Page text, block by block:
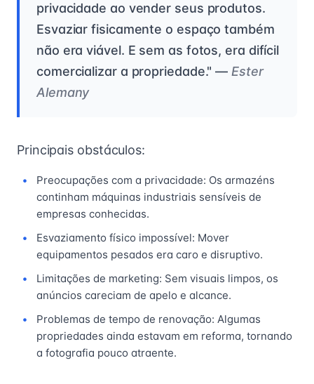
privacidade ao vender seus produtos.
Esvaziar fisicamente o espaço também
não era viável. E sem as fotos, era difícil
comercializar a propriedade." — Ester
Alemany
Principais obstáculos:
Preocupações com a privacidade: Os armazéns
continham máquinas industriais sensíveis de
empresas conhecidas.
Esvaziamento físico impossível: Mover
equipamentos pesados era caro e disruptivo.
Limitações de marketing: Sem visuais limpos, os
anúncios careciam de apelo e alcance.
Problemas de tempo de renovação: Algumas
propriedades ainda estavam em reforma, tornando
a fotografia pouco atraente.